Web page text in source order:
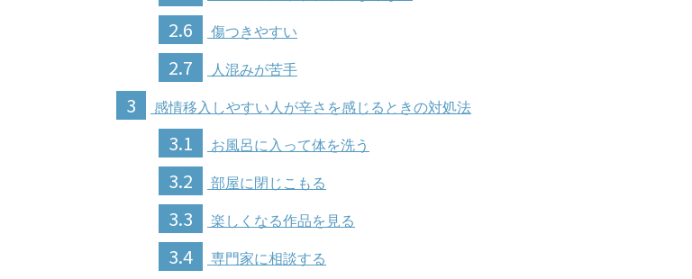
2.6 傷つきやすい
2.7 人混みが苦手
3 感情移入しやすい人が辛さを感じるときの対処法
3.1 お風呂に入って体を洗う
3.2 部屋に閉じこもる
3.3 楽しくなる作品を見る
3.4 専門家に相談する